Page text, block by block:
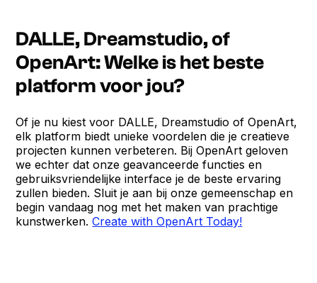
DALLE, Dreamstudio, of
OpenArt: Welke is het beste
platform voor jou?
Of je nu kiest voor DALLE, Dreamstudio of OpenArt,
elk platform biedt unieke voordelen die je creatieve
projecten kunnen verbeteren. Bij OpenArt geloven
we echter dat onze geavanceerde functies en
gebruiksvriendelijke interface je de beste ervaring
zullen bieden. Sluit je aan bij onze gemeenschap en
begin vandaag nog met het maken van prachtige
kunstwerken.Create with OpenArt Today!